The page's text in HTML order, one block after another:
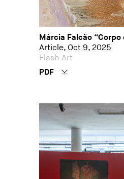
Márcia Falcão
Article, Oct 9, 2025
Flash Art
PDF